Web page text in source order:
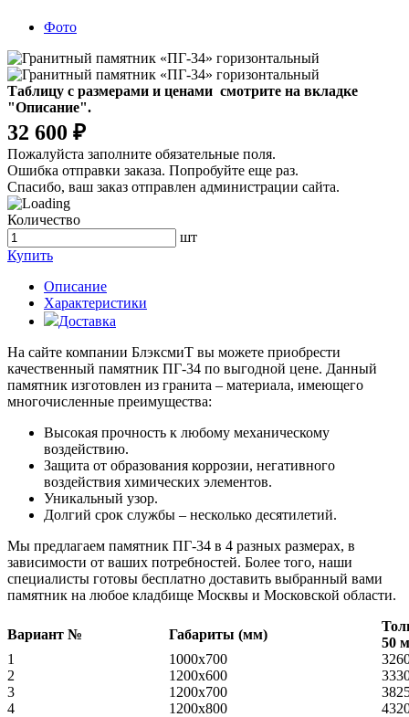
Фото
Таблицу с размерами и ценами смотрите на вкладке
"Описание".
32 600 ₽
Пожалуйста заполните обязательные поля.
Ошибка отправки заказа. Попробуйте еще раз.
Спасибо, ваш заказ отправлен администрации сайта.
Количество
шт
Купить
Описание
Характеристики
Доставка
На сайте компании БлэксмиТ вы можете приобрести
качественный памятник ПГ-34 по выгодной цене. Данный
памятник изготовлен из гранита – материала, имеющего
многочисленные преимущества:
Высокая прочность к любому механическому
воздействию.
Защита от образования коррозии, негативного
воздействия химических элементов.
Уникальный узор.
Долгий срок службы – несколько десятилетий.
Мы предлагаем памятник ПГ-34 в 4 разных размерах, в
зависимости от ваших потребностей. Более того, наши
специалисты готовы бесплатно доставить выбранный вами
памятник на любое кладбище Москвы и Московской области.
Вариант № Габариты (мм)
50
1
1000х700
2
1200х600
3
1200х700
4
1200х800